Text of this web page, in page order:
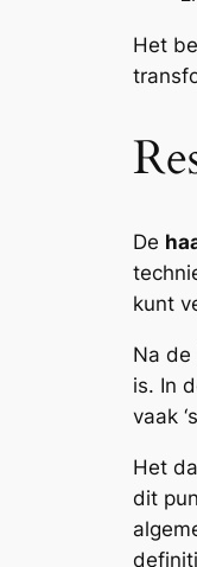
Het
De
kunt
Na
is. In
vaak
Het
dit